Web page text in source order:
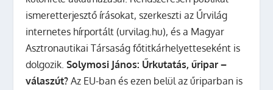
ismeretterjesztő írásokat, szerkeszti az Űrvilág
internetes hírportált (urvilag.hu), és a Magyar
Asztronautikai Társaság főtitkárhelyetteseként is
dolgozik.Solymosi János: Űrkutatás, űripar –
válaszút? Az EU-ban és ezen belül az űriparban is